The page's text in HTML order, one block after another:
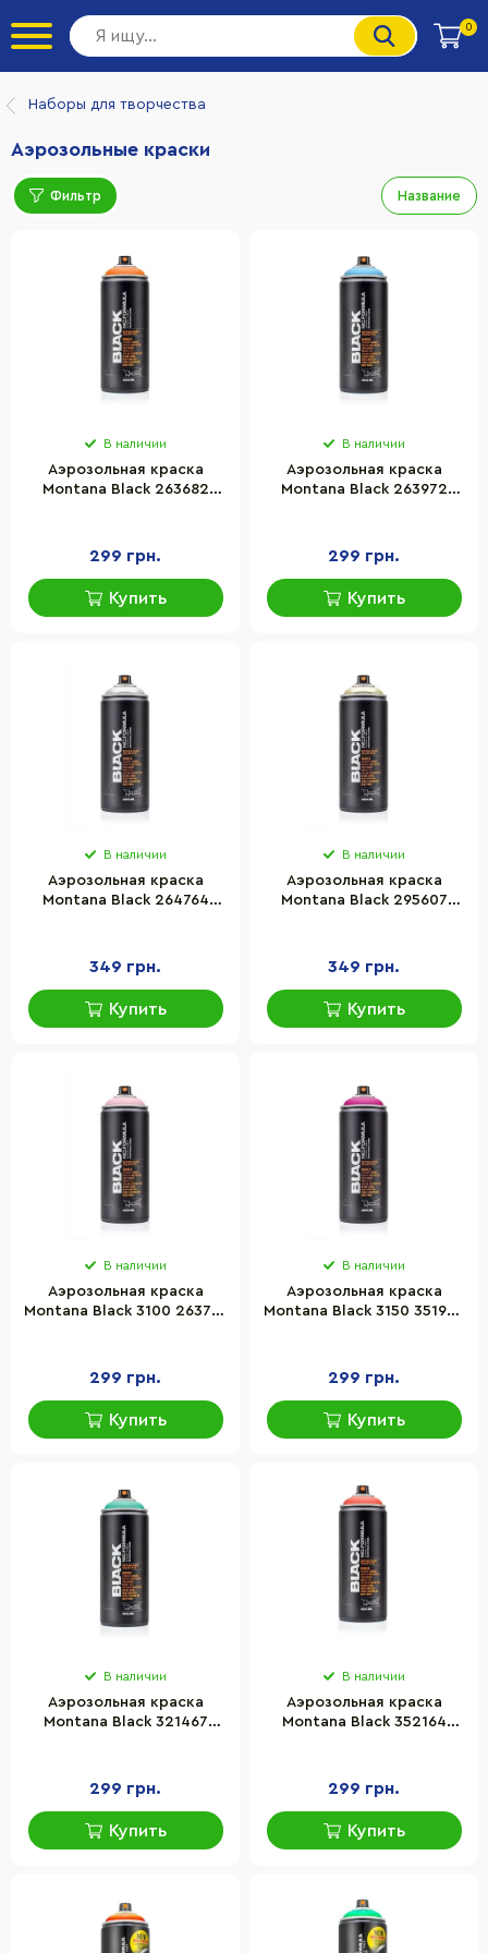
0
Наборы для творчества
Аэрозольные краски
Фильтр Название
В наличии
Аэрозольная краска
Montana Black 263682
299 грн.
Купить
В наличии
Аэрозольная краска
Montana Black 263972
299 грн.
Купить
В наличии
Аэрозольная краска
Montana Black 264764
349 грн.
Купить
В наличии
Аэрозольная краска
Montana Black 295607
349 грн.
Купить
В наличии
Аэрозольная краска
Montana Black 3100 263781
299 грн.
Купить
В наличии
Аэрозольная краска
Montana Black 3150 351952
299 грн.
Купить
В наличии
Аэрозольная краска
Montana Black 321467
299 грн.
Купить
В наличии
Аэрозольная краска
Montana Black 352164
299 грн.
Купить